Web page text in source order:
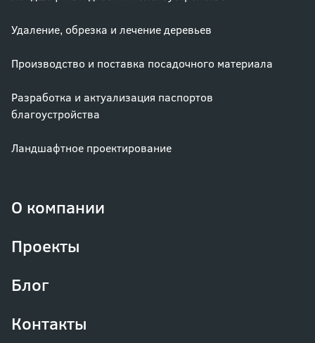
Удаление, обрезка и лечение деревьев
Производство и поставка посадочного материала
Разработка и актуализация паспортов
благоустройства
Ландшафтное проектирование
О компании
Проекты
Блог
Контакты